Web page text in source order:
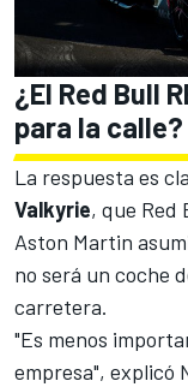
¿El Red Bull
para la calle?
La respuesta es
Valkyrie, que Red
Aston Martin
no será un coche
carretera.
"Es menos
empresa", explicó